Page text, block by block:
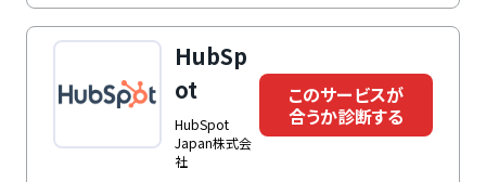
HubSp
ot
HubSpot
Japan株式会
社
このサービスが
合うか診断する